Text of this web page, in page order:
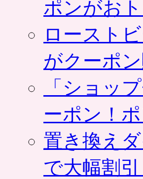
ポンがお
ロースト
がクーポ
「ショッ
ーポン！
置き換え
で大幅割